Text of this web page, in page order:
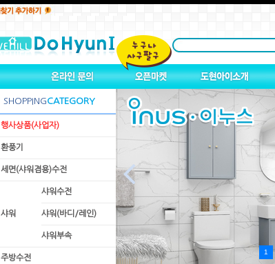
SHOPPINGCATEGORY
행사상품(사업자)
환풍기
세면(샤워겸용)수전
샤워
샤워수전
샤워(바디/레인)
샤워부속
주방수전
1
